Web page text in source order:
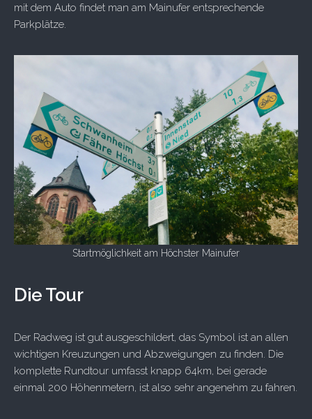
mit dem Auto findet man am Mainufer entsprechende
Parkplätze.
Startmöglichkeit am Höchster Mainufer
Die Tour
Der Radweg ist gut ausgeschildert, das Symbol ist an allen
wichtigen Kreuzungen und Abzweigungen zu finden. Die
komplette Rundtour umfasst knapp 64km, bei gerade
einmal 200 Höhenmetern, ist also sehr angenehm zu fahren.